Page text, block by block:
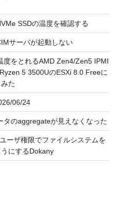
SSDの温度を確認する
サーバが起動しない
度をとれるAMD Zen4/Zen5 IPMI
5 3500UのESXi 8.0 Freeに
た
06/24
タのaggregateが見えなくなった
ーザ権限でファイルシステムを
にするDokany